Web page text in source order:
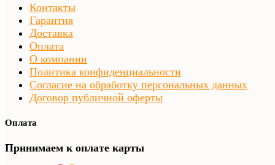
Контакты
Гарантия
Доставка
Оплата
О компании
Политика конфиденциальности
Согласие на обработку персональных данных
Договор публичной оферты
Оплата
Принимаем к оплате карты